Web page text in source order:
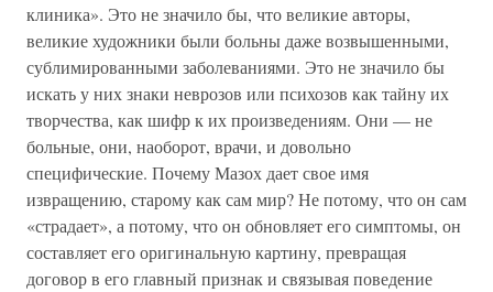
клиника». Это не значило бы, что великие авторы,
великие художники были больны даже возвышенными,
сублимированными заболеваниями. Это не значило бы
искать у них знаки неврозов или психозов как тайну их
творчества, как шифр к их произведениям. Они — не
больные, они, наоборот, врачи, и довольно
специфические. Почему Мазох дает свое имя
извращению, старому как сам мир? Не потому, что он сам
«страдает», а потому, что он обновляет его симптомы, он
составляет его оригинальную картину, превращая
договор в его главный признак и связывая поведение